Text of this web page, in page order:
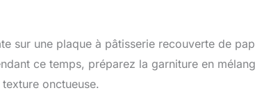
sur une plaque à pâtisserie recouverte de
ce temps, préparez la garniture en
onctueuse.